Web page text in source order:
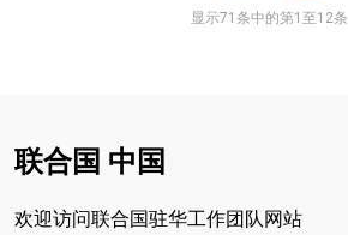
显示71条中的第1至12条
联合国 中国
欢迎访问联合国驻华工作团队网站